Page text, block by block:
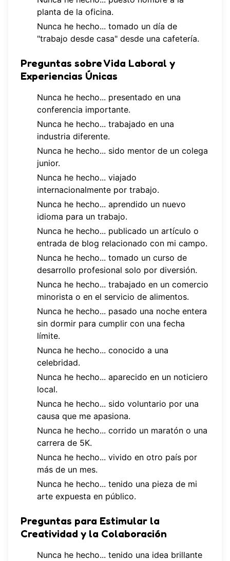
planta de la oficina.
Nunca he hecho... tomado un día de
"trabajo desde casa" desde una cafetería.
Preguntas sobre Vida Laboral y
Experiencias Únicas
Nunca he hecho... presentado en una
conferencia importante.
Nunca he hecho... trabajado en una
industria diferente.
Nunca he hecho... sido mentor de un colega
junior.
Nunca he hecho... viajado
internacionalmente por trabajo.
Nunca he hecho... aprendido un nuevo
idioma para un trabajo.
Nunca he hecho... publicado un artículo o
entrada de blog relacionado con mi campo.
Nunca he hecho... tomado un curso de
desarrollo profesional solo por diversión.
Nunca he hecho... trabajado en un comercio
minorista o en el servicio de alimentos.
Nunca he hecho... pasado una noche entera
sin dormir para cumplir con una fecha
límite.
Nunca he hecho... conocido a una
celebridad.
Nunca he hecho... aparecido en un noticiero
local.
Nunca he hecho... sido voluntario por una
causa que me apasiona.
Nunca he hecho... corrido un maratón o una
carrera de 5K.
Nunca he hecho... vivido en otro país por
más de un mes.
Nunca he hecho... tenido una pieza de mi
arte expuesta en público.
Preguntas para Estimular la
Creatividad y la Colaboración
Nunca he hecho... tenido una idea brillante